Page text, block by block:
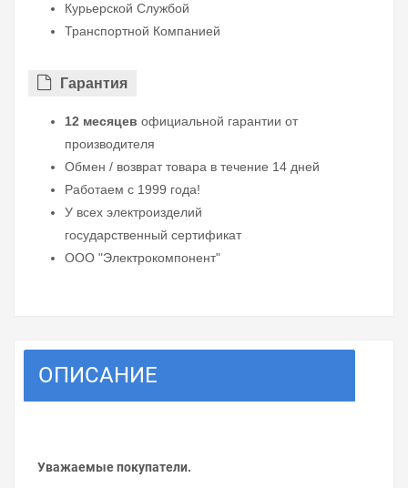
Курьерской Службой
Транспортной Компанией
Гарантия
12 месяцев официальной гарантии от
производителя
Обмен / возврат товара в течение 14 дней
Работаем с 1999 года!
У всех электроизделий
государственный сертификат
ООО "Электрокомпонент"
ОПИСАНИЕ
Уважаемые покупатели.